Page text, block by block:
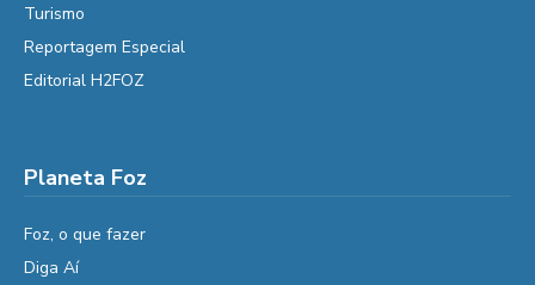
Turismo
Reportagem Especial
Editorial H2FOZ
Planeta Foz
Foz, o que fazer
Diga Aí